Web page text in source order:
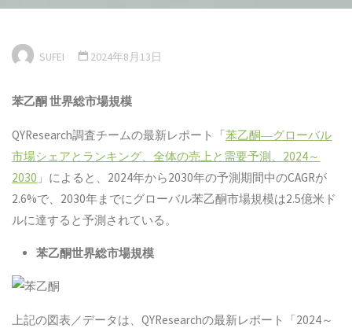
SUFEI 2024年8月13日
苯乙酮 世界総市場規模
QYResearch調査チームの最新レポート「苯乙酮―グローバル
市場シェアとランキング、全体の売上と需要予測、2024～
2030 」によると、2024年から2030年の予測期間中のCAGRが
2.6%で、2030年までにグローバル苯乙酮市場規模は2.5億米ド
ルに達すると予測されている。
苯乙酮世界総市場規模
上記の図表／データは、QYResearchの最新レポート「2024～